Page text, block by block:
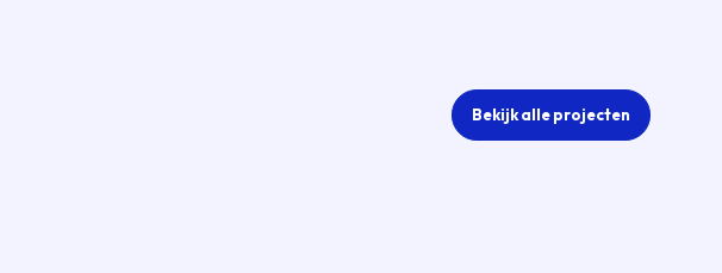
Bekijk alle projecten